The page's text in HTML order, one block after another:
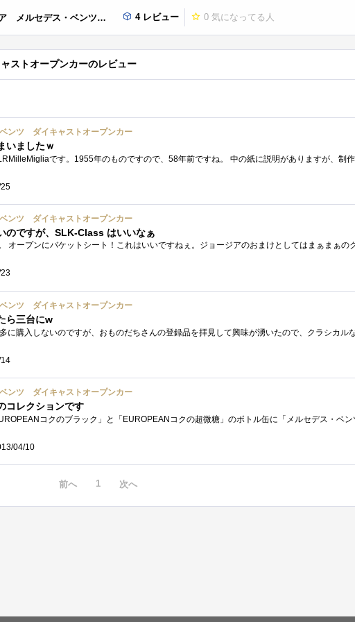
デス・ベンツ ダイキャストオープンカー 4 レビュー 0 気になってる人
ストオープンカーのレビュー
ンツ ダイキャストオープンカー
いましたｗ
ンツ ダイキャストオープンカー
のですが、SLK-Class はいいなぁ
ンツ ダイキャストオープンカー
ら三台にw
ンツ ダイキャストオープンカー
コレクションです
04/10
前へ 1 次へ